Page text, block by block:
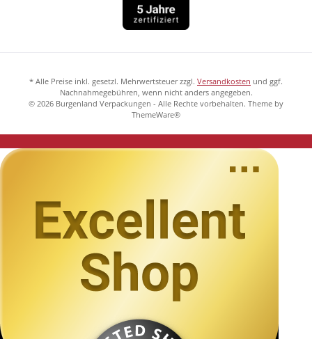
* Alle Preise inkl. gesetzl. Mehrwertsteuer zzgl. Versandkosten und ggf.
Nachnahmegebühren, wenn nicht anders angegeben.
© 2026 Burgenland Verpackungen - Alle Rechte vorbehalten. Theme by
ThemeWare®